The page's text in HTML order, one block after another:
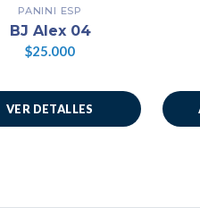
PANINI ESP
BJ Alex 04
$25.000
VER DETALLES